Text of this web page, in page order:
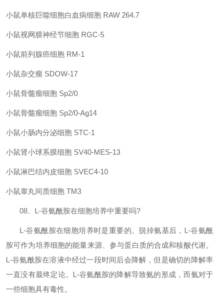
小鼠单核巨噬细胞白血病细胞 RAW 264.7
小鼠视网膜神经节细胞 RGC-5
小鼠前列腺癌细胞 RM-1
小鼠杂交瘤 SDOW-17
小鼠骨髓瘤细胞 Sp2/0
小鼠骨髓瘤细胞 Sp2/0-Ag14
小鼠小肠内分泌细胞 STC-1
小鼠肾小球系膜细胞 SV40-MES-13
小鼠淋巴结内皮细胞 SVEC4-10
小鼠睾丸间质细胞 TM3
08 L-谷氨酰胺在细胞培养中重要吗?
L-谷氨酰胺在细胞培养时是重要的。脱掉氨基后， L-谷氨酰
胺可作为培养细胞的能量来源、参与蛋白质的合成和核酸代谢。
L-谷氨酰胺在溶液中经过一段时间后会降解，但是确切的降解率
一直没有最终定论。 L-谷氨酰胺的降解导致氨的形成，而氨对于
一些细胞具有毒性。